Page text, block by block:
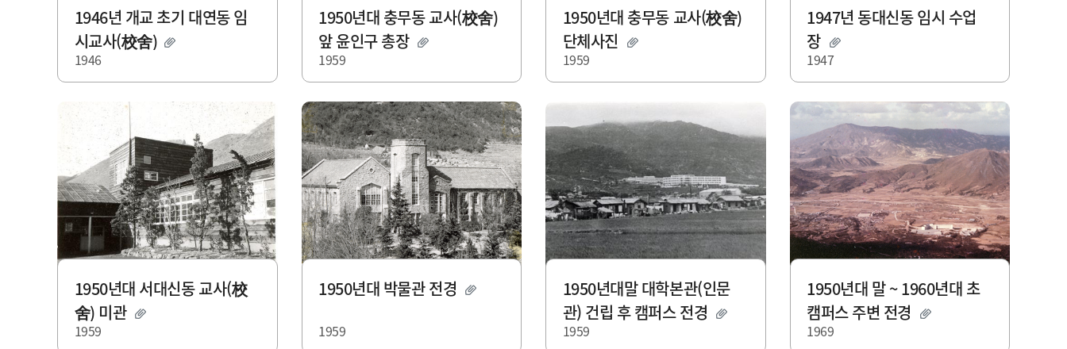
1946년 개교 초기 대연동 임
시교사(校舍)
1946
1950년대 충무동 교사(校舍)
앞 윤인구 총장
1959
1950년대 충무동 교사(校舍)
단체사진
1959
1947년 동대신동 임시 수업
장
1947
1950년대 서대신동 교사(校
舍) 미관
1959
1950년대 박물관 전경
1959
1950년대말 대학본관(인문
관) 건립 후 캠퍼스 전경
1959
1950년대 말 ~ 1960년대 초
캠퍼스 주변 전경
1969